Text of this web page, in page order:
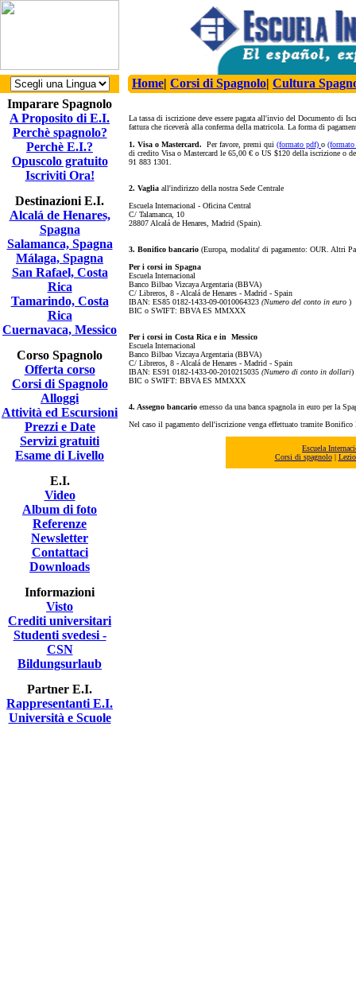
Home| Corsi di Spagnolo| Cultura
Imparare Spagnolo
A Proposito di E.I.
Perchè spagnolo?
Perchè E.I.?
Opuscolo gratuito
Iscriviti Ora!
Destinazioni E.I.
Alcalá de Henares,
Spagna
Salamanca, Spagna
Málaga, Spagna
San Rafael, Costa
Rica
Tamarindo, Costa
Rica
Cuernavaca, Messico
Corso Spagnolo
Offerta corso
Corsi di Spagnolo
Alloggi
Attività ed Escursioni
Prezzi e Date
Servizi gratuiti
Esame di Livello
E.I.
Video
Album di foto
Referenze
Newsletter
Contattaci
Downloads
Informazioni
Visto
Crediti universitari
Studenti svedesi -
CSN
Bildungsurlaub
Partner E.I.
Rappresentanti E.I.
Università e Scuole
La tassa di iscrizione deve essere pagata all'invio del Documento di
fattura che riceverà alla conferma della matricola. La forma di
1. Visa o Mastercard. Per favore, premi qui (formato pdf) o (formato
di credito Visa o Mastercard le 65,00 € o US $120 della iscrizione o
91 883 1301.
2. Vaglia all'indirizzo della nostra Sede Centrale
Escuela Internacional - Oficina Central
C/ Talamanca, 10
28807 Alcalá de Henares, Madrid (Spain).
3. Bonifico bancario (Europa, modalita' di pagamento: OUR. Altri
Per i corsi in Spagna
Escuela Internacional
Banco Bilbao Vizcaya Argentaria (BBVA)
C/ Libreros, 8 - Alcalá de Henares - Madrid - Spain
IBAN: ES85 0182-1433-09-0010064323 (Numero del conto in euro )
BIC o SWIFT: BBVA ES MMXXX
Per i corsi in Costa Rica e in Messico
Escuela Internacional
Banco Bilbao Vizcaya Argentaria (BBVA)
C/ Libreros, 8 - Alcalá de Henares - Madrid - Spain
IBAN: ES91 0182-1433-00-2010215035 (Numero di conto in dollari)
BIC o SWIFT: BBVA ES MMXXX
4. Assegno bancario emesso da una banca spagnola in euro per la
Nel caso il pagamento dell'iscrizione venga effettuato tramite
Escuela
Corsi di spagnolo|